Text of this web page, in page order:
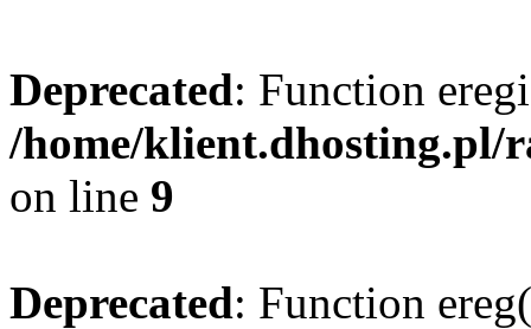
Deprecated: Function
/home/klient.dhosting.pl/
on line 9
Deprecated: Function